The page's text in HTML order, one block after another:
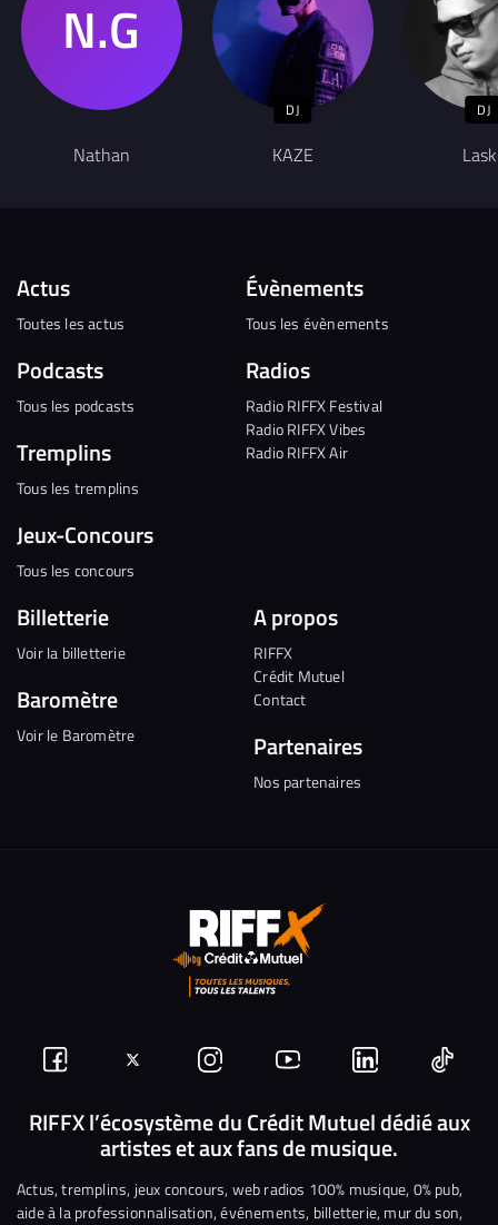
Nathan
DJ
KAZE
DJ
Actus
Toutes les actus
Podcasts
Tous les podcasts
Tremplins
Tous les tremplins
Jeux-Concours
Tous les concours
Évènements
Tous les évènements
Radios
Radio RIFFX Festival
Radio RIFFX Vibes
Radio RIFFX Air
Billetterie
Voir la billetterie
Baromètre
Voir le Baromètre
A propos
RIFFX
Crédit Mutuel
Contact
Partenaires
Nos partenaires
Suivez-
nous
Facebook
Suivez-
nous
sur
Twitter
Nous
rejoindre
sur
Instagram
Nous
rejoindre
sur
YouTube
Nous
rejoindre
sur
Linkedin
Nous
RIFFX l’écosystème du Crédit Mutuel dédié aux
artistes et aux fans de musique.
Actus, tremplins, jeux concours, web radios 100% musique, 0% pub,
aide à la professionnalisation, événements, billetterie, mur du son,